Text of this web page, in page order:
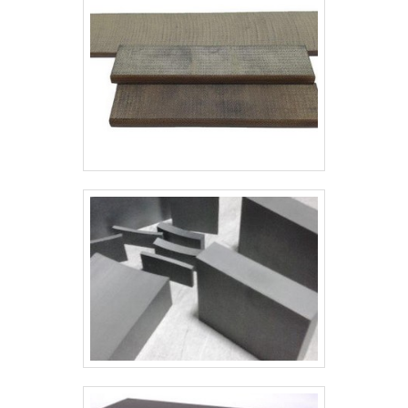
comprometida com seus serviços
no segmento de juntas industriais. A
empresa busca a satisfação da
venda à entrega final, com foco total
na qualidade.REFERÊNCIA DE
QUALIDADE NO SEGMENTOSomente
o que há de melhor no mercado de
juntas industriais. É possível
encontrar uma grande variedade no
portfólio como junta espiralada para
flange e junta papelão hidráulico
com ótima qualidade e proteção.A
empresa garante a satisfação dos
clientes através de um atendimento
singular, por meio de profissionais
A Kaelved Indústria e Comércio é